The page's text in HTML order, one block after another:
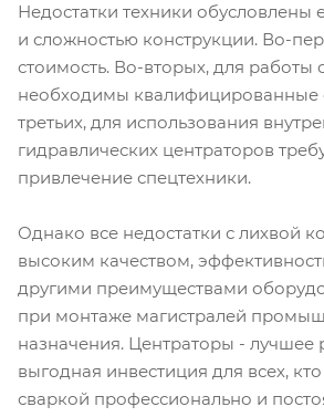
Недостатки техники обусловлены
и сложностью конструкции. Во-
стоимость. Во-вторых, для работы
необходимы квалифицированные
третьих, для использования
гидравлических центраторов
привлечение спецтехники.
Однако все недостатки с лихвой
высоким качеством,
другими преимуществами
при монтаже магистралей
назначения. Центраторы - лучшее
выгодная инвестиция для всех,
сваркой профессионально и